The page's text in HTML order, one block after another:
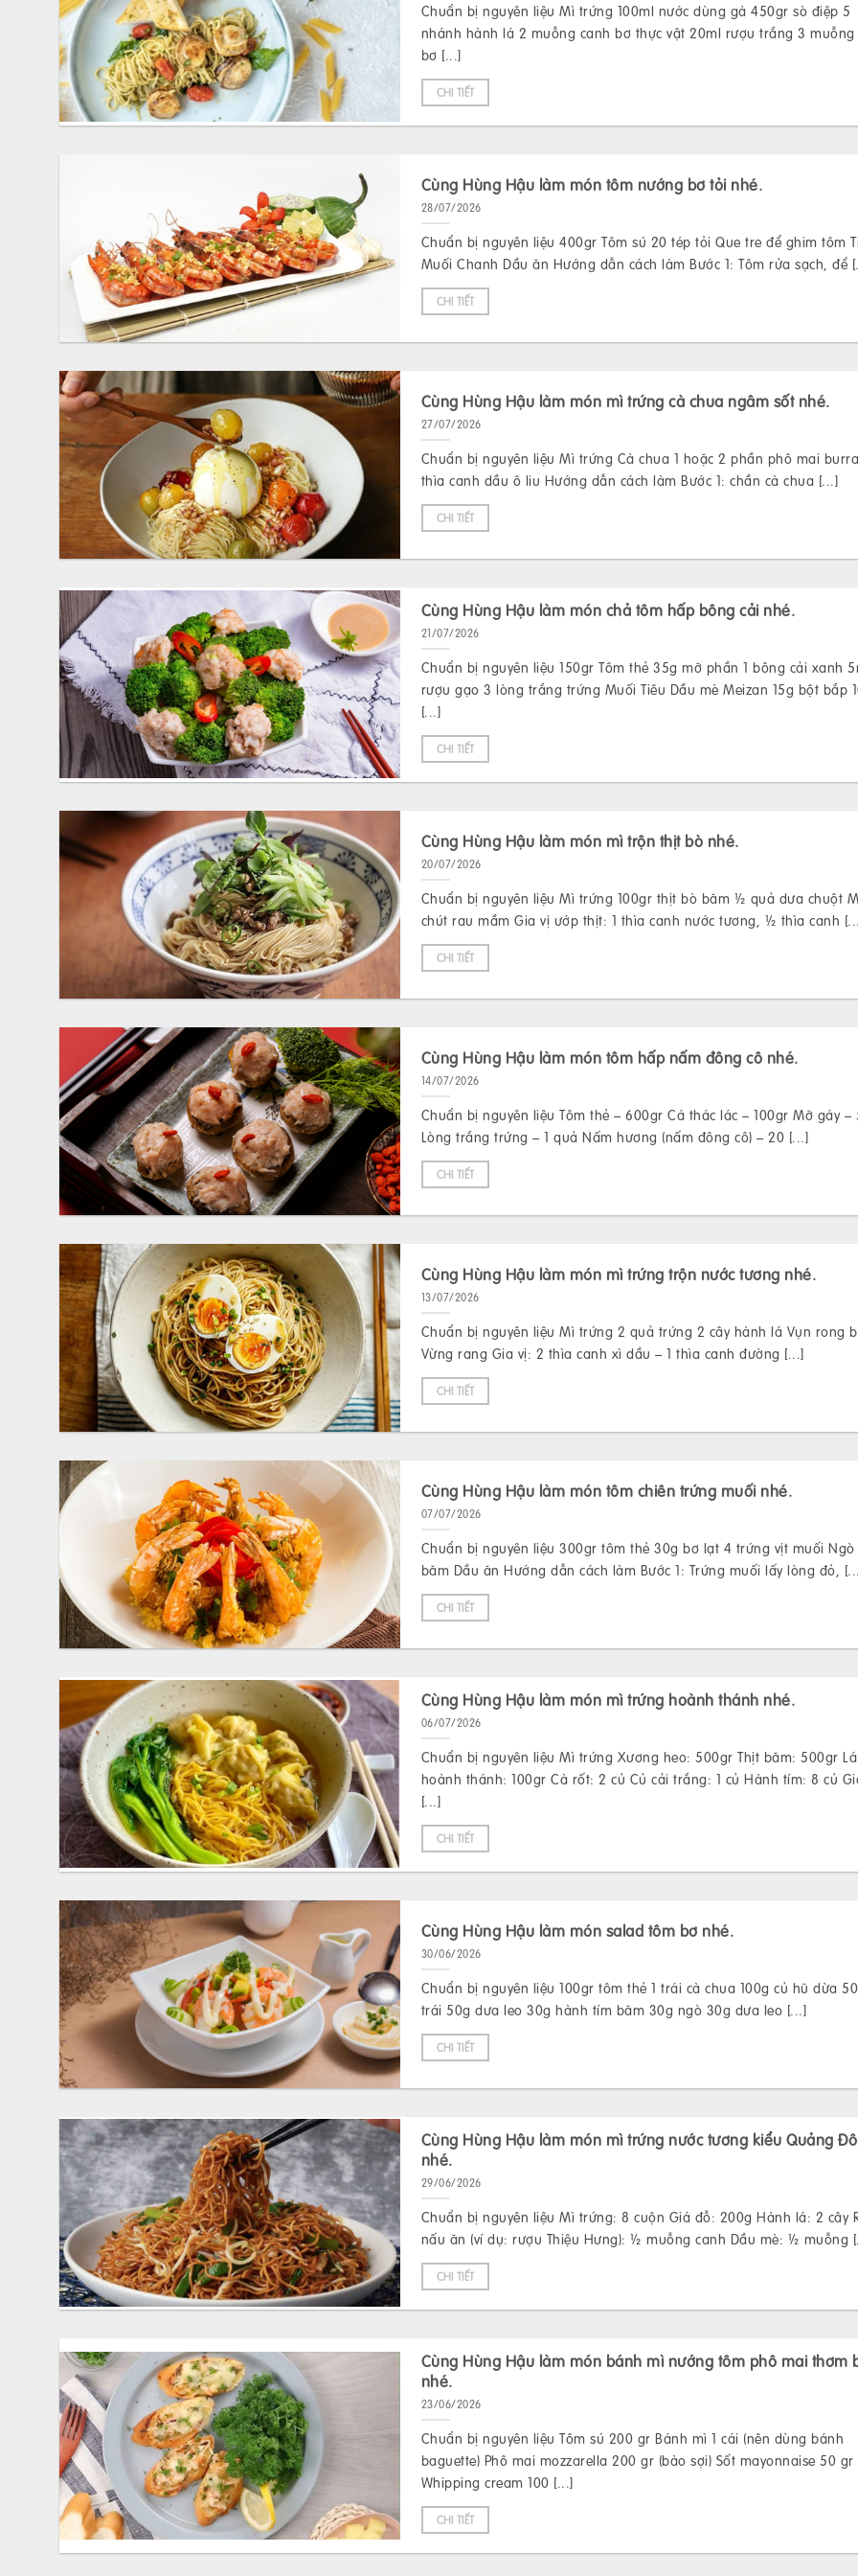
Chuẩn bị nguyên liệu Mì trứng 100ml nước dùng gà 450gr sò điệp 5
nhánh hành lá 2 muỗng canh bơ thực vật 20ml rượu trắng 3 muỗng
bơ [...]
CHI TIẾT
Cùng Hùng Hậu làm món tôm nướng bơ tỏi nhé.
28/07/2026
Chuẩn bị nguyên liệu 400gr Tôm sú 20 tép tỏi Que tre để ghim tôm
Muối Chanh Dầu ăn Hướng dẫn cách làm Bước 1: Tôm rửa sạch, để
CHI TIẾT
Cùng Hùng Hậu làm món mì trứng cà chua ngâm sốt nhé.
27/07/2026
Chuẩn bị nguyên liệu Mì trứng Cà chua 1 hoặc 2 phần phô mai
thìa canh dầu ô liu Hướng dẫn cách làm Bước 1: chần cà chua [...]
CHI TIẾT
Cùng Hùng Hậu làm món chả tôm hấp bông cải nhé.
21/07/2026
Chuẩn bị nguyên liệu 150gr Tôm thẻ 35g mỡ phần 1 bông cải xanh
rượu gạo 3 lòng trắng trứng Muối Tiêu Dầu mè Meizan 15g bột bắp
[...]
CHI TIẾT
Cùng Hùng Hậu làm món mì trộn thịt bò nhé.
20/07/2026
Chuẩn bị nguyên liệu Mì trứng 100gr thịt bò băm ½ quả dưa chuột
chút rau mầm Gia vị ướp thịt: 1 thìa canh nước tương, ½ thìa canh
CHI TIẾT
Cùng Hùng Hậu làm món tôm hấp nấm đông cô nhé.
14/07/2026
Chuẩn bị nguyên liệu Tôm thẻ – 600gr Cá thác lác – 100gr Mỡ gáy –
Lòng trắng trứng – 1 quả Nấm hương (nấm đông cô) – 20 [...]
CHI TIẾT
Cùng Hùng Hậu làm món mì trứng trộn nước tương nhé.
13/07/2026
Chuẩn bị nguyên liệu Mì trứng 2 quả trứng 2 cây hành lá Vụn rong
Vừng rang Gia vị: 2 thìa canh xì dầu – 1 thìa canh đường [...]
CHI TIẾT
Cùng Hùng Hậu làm món tôm chiên trứng muối nhé.
07/07/2026
Chuẩn bị nguyên liệu 300gr tôm thẻ 30g bơ lạt 4 trứng vịt muối Ngò
băm Dầu ăn Hướng dẫn cách làm Bước 1: Trứng muối lấy lòng đỏ,
CHI TIẾT
Cùng Hùng Hậu làm món mì trứng hoành thánh nhé.
06/07/2026
Chuẩn bị nguyên liệu Mì trứng Xương heo: 500gr Thịt băm: 500gr Lá
hoành thánh: 100gr Cà rốt: 2 củ Củ cải trắng: 1 củ Hành tím: 8 củ
[...]
CHI TIẾT
Cùng Hùng Hậu làm món salad tôm bơ nhé.
30/06/2026
Chuẩn bị nguyên liệu 100gr tôm thẻ 1 trái cà chua 100g củ hũ dừa
trái 50g dưa leo 30g hành tím băm 30g ngò 30g dưa leo [...]
CHI TIẾT
Cùng Hùng Hậu làm món mì trứng nước tương kiểu Quảng
nhé.
29/06/2026
Chuẩn bị nguyên liệu Mì trứng: 8 cuộn Giá đỗ: 200g Hành lá: 2 cây
nấu ăn (ví dụ: rượu Thiệu Hưng): ½ muỗng canh Dầu mè: ½ muỗng
CHI TIẾT
Cùng Hùng Hậu làm món bánh mì nướng tôm phô mai thơm
nhé.
23/06/2026
Chuẩn bị nguyên liệu Tôm sú 200 gr Bánh mì 1 cái (nên dùng bánh
baguette) Phô mai mozzarella 200 gr (bào sợi) Sốt mayonnaise 50 gr
Whipping cream 100 [...]
CHI TIẾT